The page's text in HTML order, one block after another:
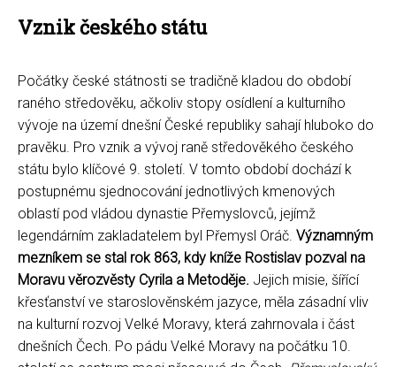
Vznik českého státu
Počátky české státnosti se tradičně kladou do období
raného středověku, ačkoliv stopy osídlení a kulturního
vývoje na území dnešní České republiky sahají hluboko do
pravěku. Pro vznik a vývoj raně středověkého českého
státu bylo klíčové 9. století. V tomto období dochází k
postupnému sjednocování jednotlivých kmenových
oblastí pod vládou dynastie Přemyslovců, jejímž
legendárním zakladatelem byl Přemysl Oráč. Významným
mezníkem se stal rok 863, kdy kníže Rostislav pozval na
Moravu věrozvěsty Cyrila a Metoděje. Jejich misie, šířící
křesťanství ve staroslověnském jazyce, měla zásadní vliv
na kulturní rozvoj Velké Moravy, která zahrnovala i část
dnešních Čech. Po pádu Velké Moravy na počátku 10.